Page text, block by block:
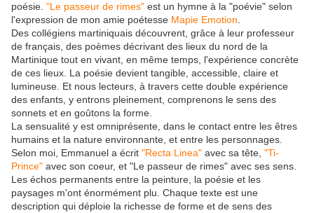
poésie. "Le passeur de rimes" est un hymne à la "poévie" selon
l'expression de mon amie poétesse Mapie Emotion
Des collégiens martiniquais découvrent, grâce à leur professeur
de français, des poèmes décrivant des lieux du nord de la
Martinique tout en vivant, en même temps, l'expérience concrète
de ces lieux. La poésie devient tangible, accessible, claire et
lumineuse. Et nous lecteurs, à travers cette double expérience
des enfants, y entrons pleinement, comprenons le sens des
sonnets et en goûtons la forme.
La sensualité y est omniprésente, dans le contact entre les êtres
humains et la nature environnante, et entre les personnages.
Selon moi, Emmanuel a écrit "Recta Linea" avec sa tête, "Ti-
Prince" avec son coeur, et "Le passeur de rimes" avec ses sens.
Les échos permanents entre la peinture, la poésie et les
paysages m'ont énormément plu. Chaque texte est une
description qui déploie la richesse de forme et de sens des